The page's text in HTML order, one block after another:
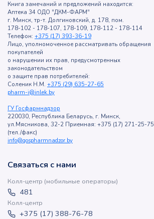
Книга замечаний и предложений находится:
Аптека 34 ОДО "ДКМ-ФАРМ"
г. Минск, тр-т. Долгиновский, д. 178, пом.
178-102 - 178-107, 178-109, 178-112 - 178-114
Телефон: +375 (17) 393-36-19
Лицо, уполномоченное рассматривать обращения
покупателей
о нарушении их прав, предусмотренных
законодательством
о защите прав потребителей:
Соленик Н.М. +375 (29) 635-27-65
pharm-i@inlek.by
ГУ Госфармнадзор
220030, Республика Беларусь, г. Минск,
ул.Мясникова, 32-2 Приемная: +375 (17) 271-25-75
(тел./факс)
info@gospharmnadzor.by
Связаться с нами
Колл-центр (мобильные операторы)
481
Колл-центр
+375 (17) 388-76-78